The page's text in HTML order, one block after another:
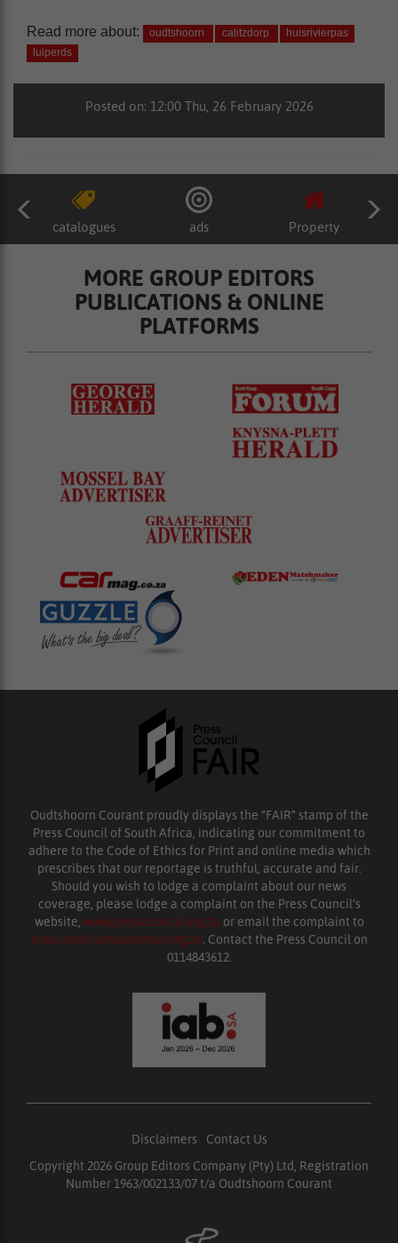
Read more about: oudtshoorn calitzdorp
huisrivierpas
luiperds
Posted on: 12:00 Thu, 26 February 2026
catalogues ads Property
MORE GROUP EDITORS
PUBLICATIONS & ONLINE
PLATFORMS
Oudtshoorn Courant proudly displays the “FAIR” stamp of the
Press Council of South Africa, indicating our commitment to
adhere to the Code of Ethics for Print and online media which
prescribes that our reportage is truthful, accurate and fair.
Should you wish to lodge a complaint about our news
coverage, please lodge a complaint on the Press Council’s
website, www.presscouncil.org.za or email the complaint to
enquiries@ombudsman.org.za. Contact the Press Council on
0114843612.
Disclaimers
Contact Us
Copyright 2026 Group Editors Company (Pty) Ltd, Registration
Number 1963/002133/07 t/a Oudtshoorn Courant